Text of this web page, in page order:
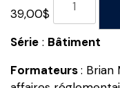
39,00$
et
méthodes
prescrites
Série : Bâtiment
Formateurs: Brian